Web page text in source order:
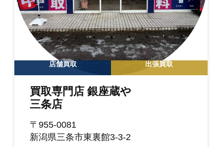
店舗買取 出張買取
買取専門店 銀座蔵や
三条店
〒955-0081
新潟県三条市東裏館3-3-2